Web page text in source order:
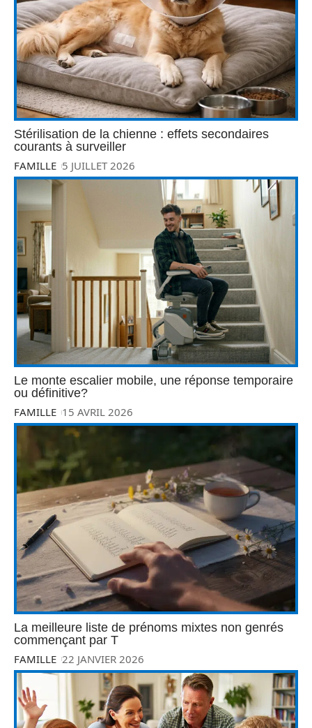
Stérilisation de la chienne : effets secondaires
courants à surveiller
FAMILLE 5 JUILLET 2026
Le monte escalier mobile, une réponse temporaire
ou définitive?
FAMILLE 15 AVRIL 2026
La meilleure liste de prénoms mixtes non genrés
commençant par T
FAMILLE 22 JANVIER 2026